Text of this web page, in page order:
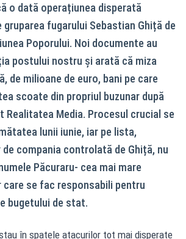
o dată operațiunea disperată
fugarului Sebastian Ghiță de
Poporului. Noi documente au
postului nostru și arată că miza
de milioane de euro, bani pe care
scoate din propriul buzunar după
Realitatea Media. Procesul crucial se
lunii iunie, iar pe lista,
compania controlată de Ghiță, nu
Păcuraru- cea mai mare
care se fac responsabili pentru
bugetului de stat.
în spatele atacurilor tot mai disperate